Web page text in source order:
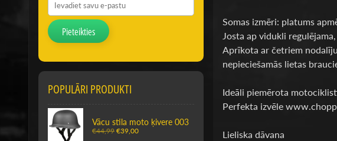
Pieteikties
POPULĀRI PRODUKTI
Vācu stila moto ķivere 003
€44,99 €39,00
Somas izmēri: platums
Josta ap vidukli
Aprīkota ar četriem
nepieciešamās lietas
Ideāli piemērota
Perfekta izvēle
Lieliska dāvana